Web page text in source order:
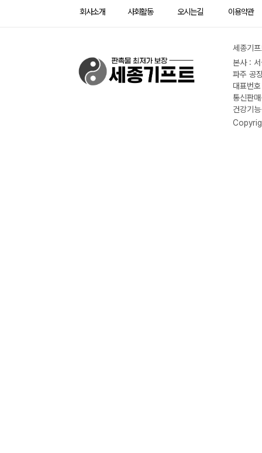
회사소개 사회활동 오시는길 이용약관
세종기
본사 :
파주 공
대표번
통신판
건강기